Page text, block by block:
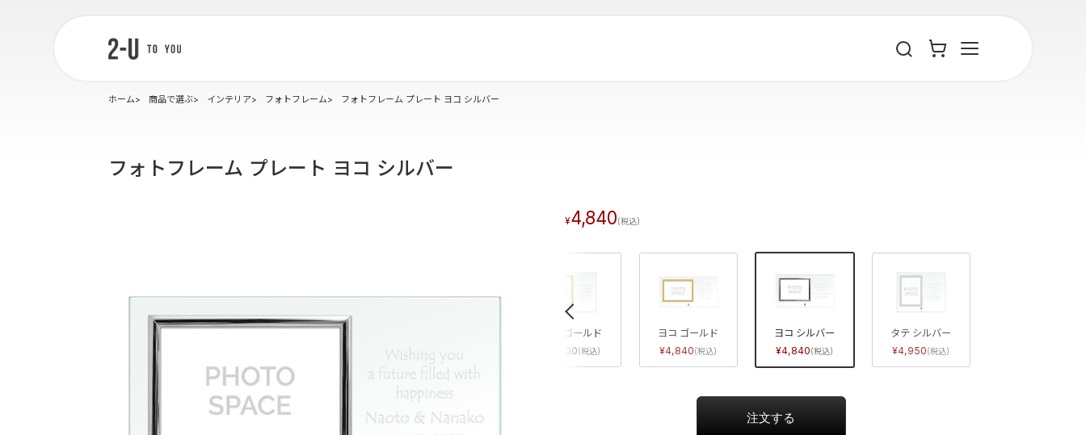
ホーム 商品で選ぶ インテリア フォトフレーム フォトフレーム プレート ヨコ シルバー
フォトフレーム プレート ヨコ シルバー
4,840
タテ ゴールド
4,400
ヨコ ゴールド
4,840
ヨコ シルバー
4,840
タテ シルバー
4,950